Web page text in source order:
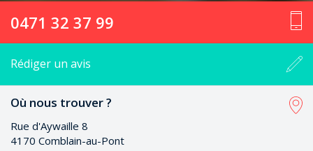
0471 32 37 99
Rédiger un avis
Où nous trouver ?
Rue d'Aywaille 8
4170 Comblain-au-Pont